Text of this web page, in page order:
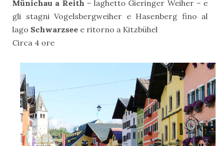
Münichau a Reith – laghetto Gieringer Weiher – e
gli stagni Vogelsbergweiher e Hasenberg fino al
lago Schwarzsee e ritorno a Kitzbühel
Circa 4 ore